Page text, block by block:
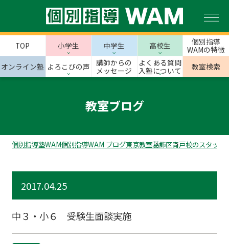
TOP 小学生 中学生 高校生
個別指導
WAMの特徴
オンライン塾 よろこびの声
講師からの
メッセージ
よくある質問
入塾について
教室検索
教室ブログ
個別指導塾WAM個別指導WAM ブログ東京教室葛飾区青戸校のスタッフ
2017.04.25
中３・小６ 受験生面談実施